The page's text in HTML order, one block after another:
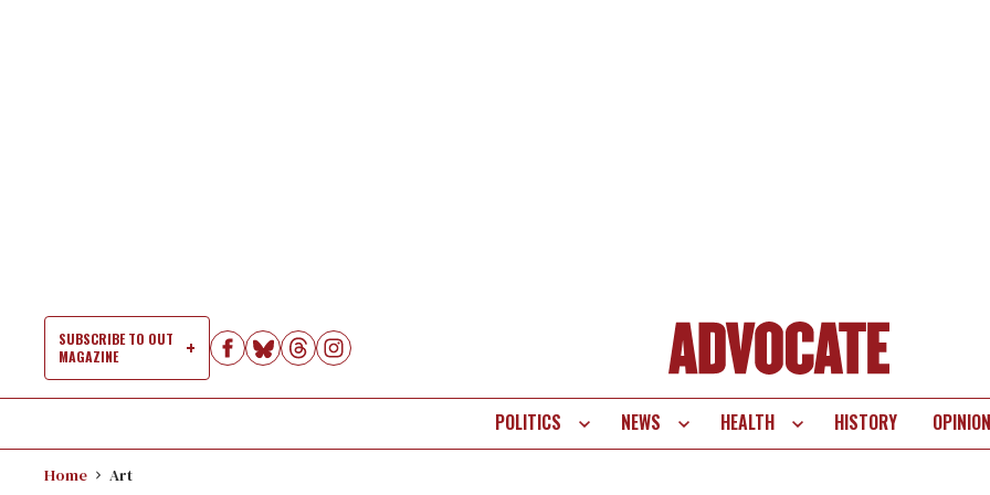
SUBSCRIBE TO OUT
MAGAZINE
SitePOLITICS NEWS HEALTH HISTORY OPINION
Home Art